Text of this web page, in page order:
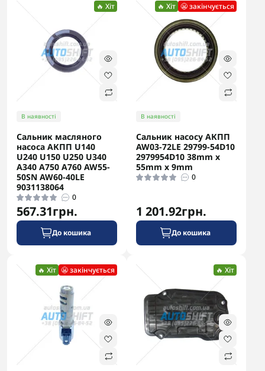
🔥 Хіт
В наявності
Сальник масляного
насоса АКПП U140
U240 U150 U250 U340
A340 A750 A760 AW55-
50SN AW60-40LE
9031138064
0
567.31грн.
До кошика
🔥 Хіт 😬 закінчується
В наявності
Сальник насосу АКПП
AW03-72LE 29799-54D10
2979954D10 38mm x
55mm x 9mm
0
1 201.92грн.
До кошика
🔥 Хіт 😬 закінчується 🔥 Хіт